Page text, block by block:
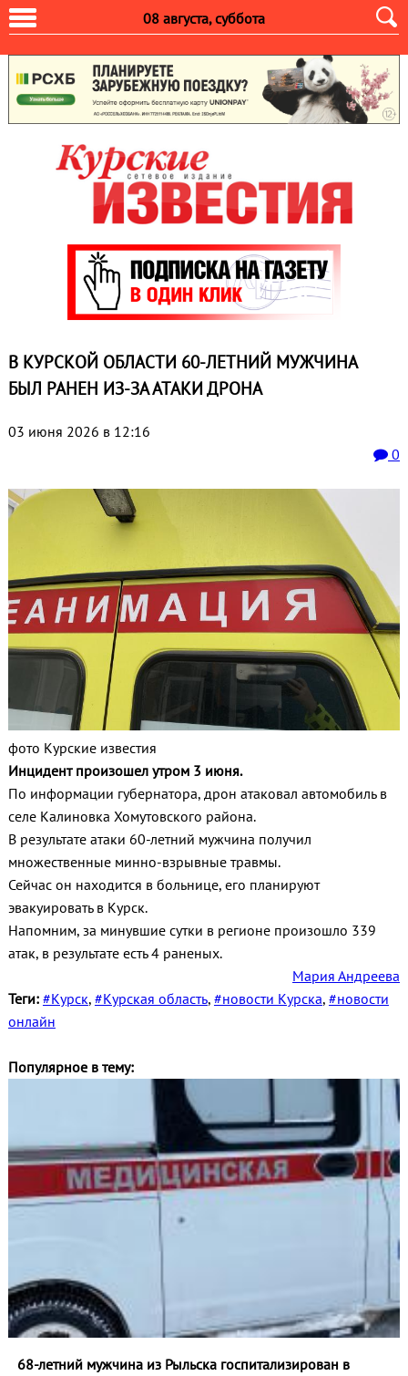
08 августа, суббота
В КУРСКОЙ ОБЛАСТИ 60-ЛЕТНИЙ МУЖЧИНА
БЫЛ РАНЕН ИЗ-ЗА АТАКИ ДРОНА
03 июня 2026 в 12:16
0
фото Курские известия
Инцидент произошел утром 3 июня.
По информации губернатора, дрон атаковал автомобиль в
селе Калиновка Хомутовского района.
В результате атаки 60-летний мужчина получил
множественные минно-взрывные травмы.
Сейчас он находится в больнице, его планируют
эвакуировать в Курск.
Напомним, за минувшие сутки в регионе произошло 339
атак, в результате есть 4 раненых.
Мария Андреева
Теги: #Курск, #Курская область, #новости Курска, #новости
онлайн
Популярное в тему:
68-летний мужчина из Рыльска госпитализирован в